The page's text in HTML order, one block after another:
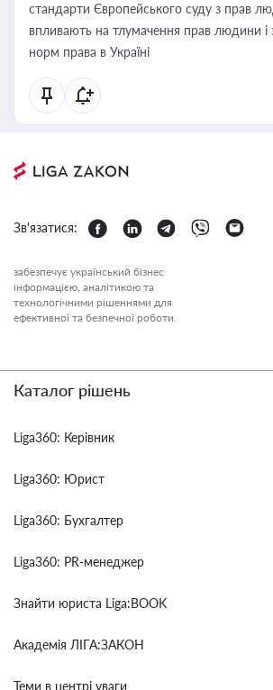
стандарти Європейського суду з прав
впливають на тлумачення прав людини і
норм права в Україні
Зв'язатися:
забезпечує український бізнес
інформацією, аналітикою та
технологічними рішеннями для
ефективної та безпечної роботи.
Каталог рішень
Liga360: Керівник
Liga360: Юрист
Liga360: Бухгалтер
Liga360: PR-менеджер
Знайти юриста Liga:BOOK
Академія ЛІГА:ЗАКОН
Теми в центрі уваги